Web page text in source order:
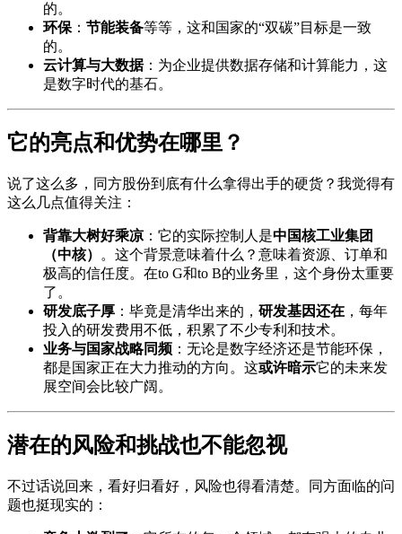
的。
环保 ： 节能装备等等，这和国家的“双碳”目标是一致
的。
云计算与大数据：为企业提供数据存储和计算能力，这
是数字时代的基石。
它的亮点和优势在哪里？
说了这么多，同方股份到底有什么拿得出手的硬货？我觉得有
这么几点值得关注：
背靠大树好乘凉 ：它的实际控制人是中国核工业集团
（中核）
。这个背景意味着什么？意味着资源、订单和
极高的信任度。在to G和to B的业务里，这个身份太重要
了。
研发底子厚 ：毕竟是清华出来的， 研发基因还在 ，每年
投入的研发费用不低，积累了不少专利和技术。
业务与国家战略同频 ：无论是数字经济还是节能环保，
都是国家正在大力推动的方向。这或许暗示它的未来发
展空间会比较广阔。
潜在的风险和挑战也不能忽视
不过话说回来，看好归看好，风险也得看清楚。同方面临的问
题也挺现实的：